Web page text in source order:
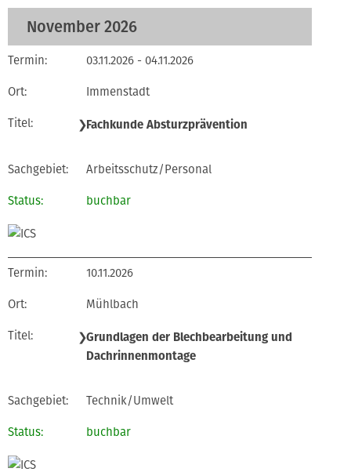
November 2026
03.11.2026 - 04.11.2026
Immenstadt
❯Fachkunde Absturzprävention
Arbeitsschutz/Personal
buchbar
10.11.2026
Mühlbach
❯Grundlagen der Blechbearbeitung und
Dachrinnenmontage
Technik/Umwelt
buchbar